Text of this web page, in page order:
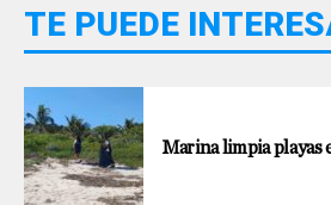
TE PUEDE
Marina limpia playas